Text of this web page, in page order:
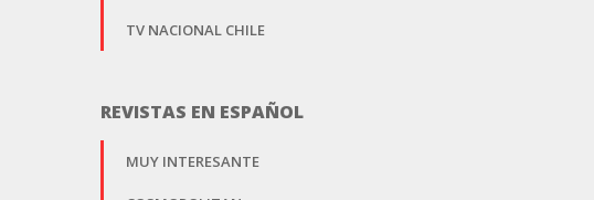
TV NACIONAL CHILE
REVISTAS EN ESPAÑOL
MUY INTERESANTE